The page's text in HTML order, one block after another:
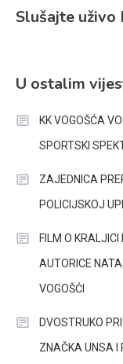
Slušajte uživo
U ostalim
KK VOGOŠĆA
SPORTSKI
ZAJEDNICA
POLICIJSKOJ
FILM O
AUTORICE
VOGOŠĆI
DVOSTRUKO
ZNAČKA UNSA I